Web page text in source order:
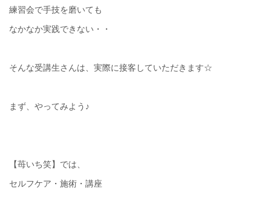
練習会で手技を磨いても
なかなか実践できない・・
そんな受講生さんは、実際に接客していただきます☆
まず、やってみよう♪
【苺いち笑】では、
セルフケア・施術・講座